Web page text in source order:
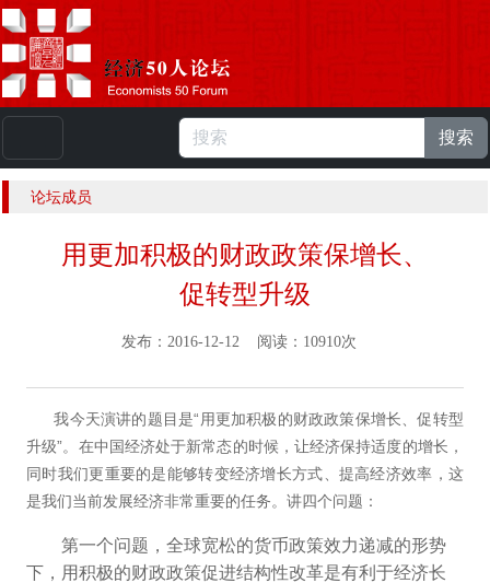
人 |English
搜索
论坛成员
用更加积极的财政政策保增长、
促转型升级
发布：2016-12-12 阅读：10910次
我今天演讲的题目是“用更加积极的财政政策保增长、促转型
升级”。在中国经济处于新常态的时候，让经济保持适度的增长，
同时我们更重要的是能够转变经济增长方式、提高经济效率，这
是我们当前发展经济非常重要的任务。讲四个问题：
第一个问题，全球宽松的货币政策效力递减的形势
下，用积极的财政政策促进结构性改革是有利于经济长